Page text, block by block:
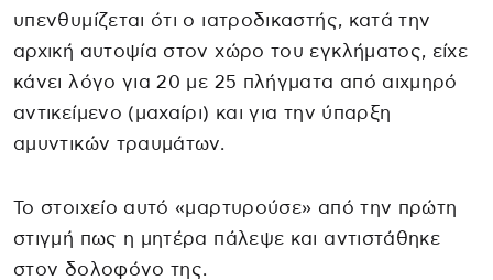
υπενθυμίζεται ότι ο ιατροδικαστής, κατά την
αρχική αυτοψία στον χώρο του εγκλήματος, είχε
κάνει λόγο για 20 με 25 πλήγματα από αιχμηρό
αντικείμενο (μαχαίρι) και για την ύπαρξη
αμυντικών τραυμάτων.
Το στοιχείο αυτό «μαρτυρούσε» από την πρώτη
στιγμή πως η μητέρα πάλεψε και αντιστάθηκε
στον δολοφόνο της.